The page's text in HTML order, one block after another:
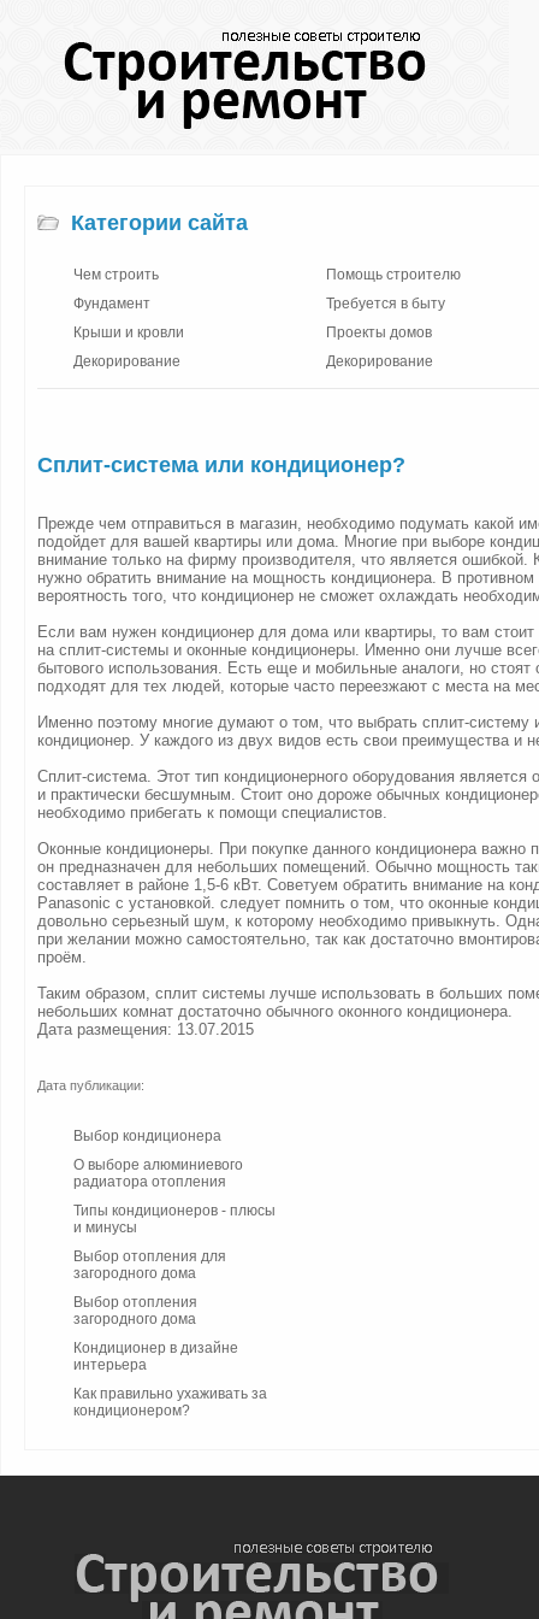
Категории сайта
Чем строить
Фундамент
Крыши и кровли
Декорирование
Помощь строителю
Требуется в быту
Проекты домов
Декорирование
Сплит-система или кондиционер?
Прежде чем отправиться в магазин, необходимо подумать какой
подойдет для вашей квартиры или дома. Многие при выборе
внимание только на фирму производителя, что является
нужно обратить внимание на мощность кондиционера. В противном
вероятность того, что кондиционер не сможет охлаждать
Если вам нужен кондиционер для дома или квартиры, то вам стоит
на сплит-системы и оконные кондиционеры. Именно они лучше
бытового использования. Есть еще и мобильные аналоги, но стоят
подходят для тех людей, которые часто переезжают с места на
Именно поэтому многие думают о том, что выбрать сплит-систему
кондиционер. У каждого из двух видов есть свои преимущества и
Сплит-система. Этот тип кондиционерного оборудования
и практически бесшумным. Стоит оно дороже обычных
необходимо прибегать к помощи специалистов.
Оконные кондиционеры. При покупке данного кондиционера важно
он предназначен для небольших помещений. Обычно мощность
составляет в районе 1,5-6 кВт. Советуем обратить внимание на
Panasonic с установкой. следует помнить о том, что оконные
довольно серьезный шум, к которому необходимо привыкнуть.
при желании можно самостоятельно, так как достаточно
проём.
Таким образом, сплит системы лучше использовать в больших
небольших комнат достаточно обычного оконного кондиционера.
Дата размещения: 13.07.2015
Дата публикации:
Выбор кондиционера
О выборе алюминиевого
радиатора отопления
Типы кондиционеров - плюсы
и минусы
Выбор отопления для
загородного дома
Выбор отопления
загородного дома
Кондиционер в дизайне
интерьера
Как правильно ухаживать за
кондиционером?